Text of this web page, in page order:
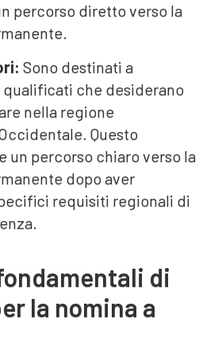
percorso diretto verso la
Sono destinati a
che desiderano
nella regione
Questo
un percorso chiaro verso la
dopo aver
requisiti regionali di
di
la nomina a